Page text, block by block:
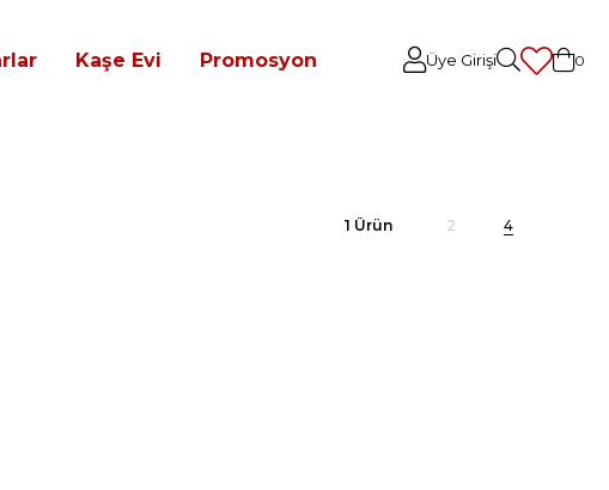
Kaşe Evi Promosyon Üye Girişi 0
1 Ürün